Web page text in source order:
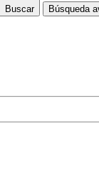
Buscar Búsqueda